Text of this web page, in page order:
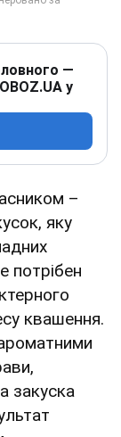
—
у
–
яку
потрібен
квашення.
закуска